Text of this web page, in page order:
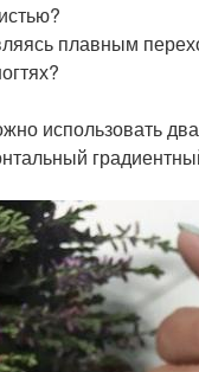
плавным
использовать